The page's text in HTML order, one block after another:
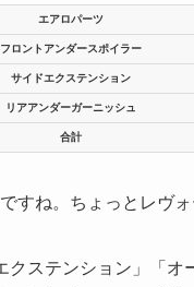
エアロパーツ
フロントアンダースポイラー
サイドエクステンション
リアアンダーガーニッシュ
合計
すね。ちょっとレヴ
クステンション」「